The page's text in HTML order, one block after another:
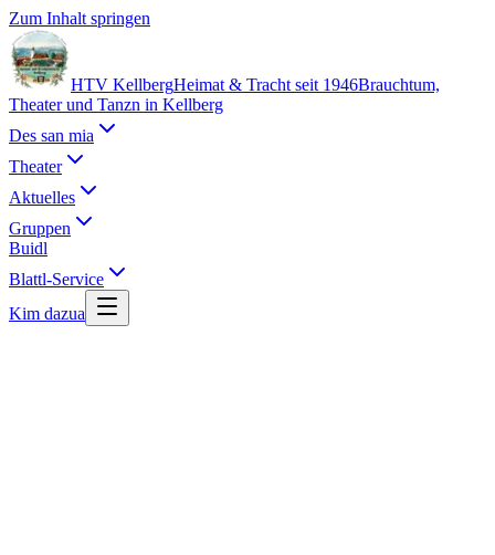
Zum Inhalt springen
HTV KellbergHeimat & Tracht seit 1946Brauchtum,
Theater und Tanzn in Kellberg
Des san mia
Theater
Aktuelles
Gruppen
Buidl
Blattl-Service
Kim dazua